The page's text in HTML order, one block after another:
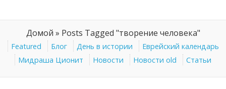
Домой » Posts Tagged "творение человека"
Featured Блог День в истории
Еврейский календарь
Мидраша Ционит
Новости Новости old Статьи